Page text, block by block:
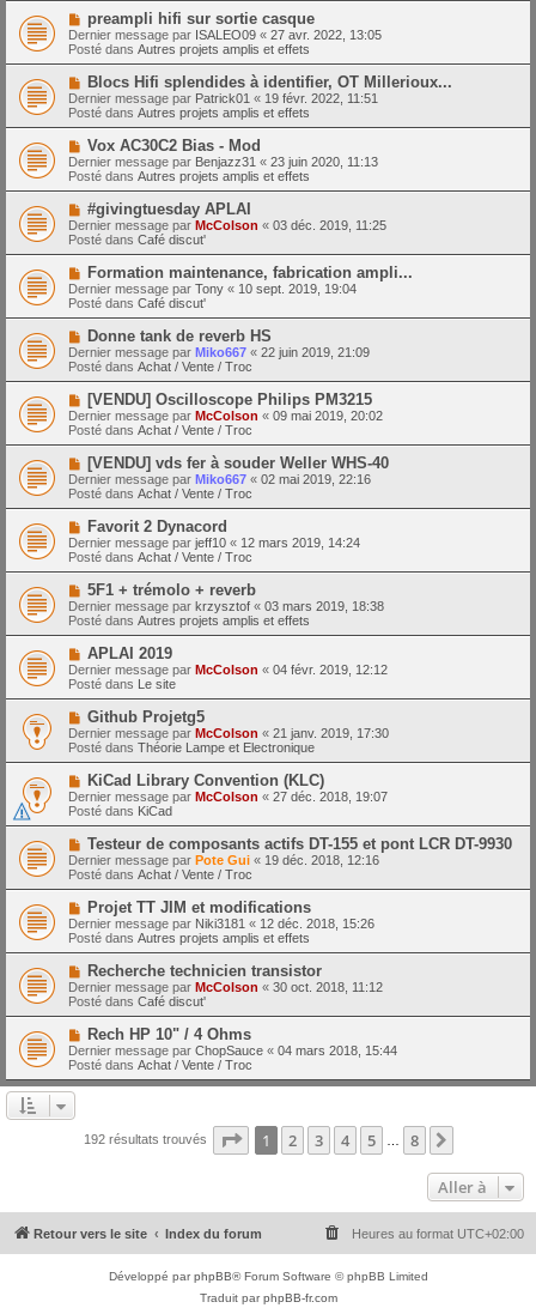
e
s
s
a
g
e
u
m
e
s
a
g
e
N
o
u
v
e
a
u
m
e
s
s
a
g
preampli hifi sur sortie casque
Dernier message par ISALEO09 « 27 avr. 2022, 13:05
Posté dans Autres projets amplis et effets
N
o
u
v
e
u
m
e
s
s
a
g
e
Blocs Hifi splendides à identifier, OT Millerioux...
Dernier message par Patrick01 « 19 févr. 2022, 11:51
Posté dans Autres projets amplis et effets
N
o
u
v
a
u
m
e
s
a
g
e
Vox AC30C2 Bias - Mod
Dernier message par Benjazz31 « 23 juin 2020, 11:13
Posté dans Autres projets amplis et effets
N
o
u
v
e
a
u
m
e
s
a
g
e
#givingtuesday APLAI
Dernier message par McColson « 03 déc. 2019, 11:25
Posté dans Café discut'
N
o
u
v
e
a
u
m
e
s
a
g
e
Formation maintenance, fabrication ampli...
Dernier message par Tony « 10 sept. 2019, 19:04
Posté dans Café discut'
N
o
u
v
e
u
m
e
s
a
g
e
Donne tank de reverb HS
Dernier message par Miko667 « 22 juin 2019, 21:09
Posté dans Achat / Vente / Troc
N
o
u
v
e
u
m
e
s
a
g
e
[VENDU] Oscilloscope Philips PM3215
Dernier message par McColson « 09 mai 2019, 20:02
Posté dans Achat / Vente / Troc
N
o
u
v
e
a
u
m
e
s
s
a
g
[VENDU] vds fer à souder Weller WHS-40
Dernier message par Miko667 « 02 mai 2019, 22:16
Posté dans Achat / Vente / Troc
N
o
u
v
e
a
u
m
e
s
s
a
g
e
Favorit 2 Dynacord
Dernier message par jeff10 « 12 mars 2019, 14:24
Posté dans Achat / Vente / Troc
N
o
u
v
a
u
m
e
s
s
a
g
e
5F1 + trémolo + reverb
Dernier message par krzysztof « 03 mars 2019, 18:38
Posté dans Autres projets amplis et effets
N
o
u
v
a
u
m
e
s
a
g
e
APLAI 2019
Dernier message par McColson « 04 févr. 2019, 12:12
Posté dans Le site
N
o
u
v
e
a
u
m
e
s
s
a
g
e
Github Projetg5
Dernier message par McColson « 21 janv. 2019, 17:30
Posté dans Théorie Lampe et Electronique
N
o
u
v
e
u
m
e
s
a
g
e
KiCad Library Convention (KLC)
Dernier message par McColson « 27 déc. 2018, 19:07
Posté dans KiCad
N
o
u
v
e
a
u
m
e
s
a
g
e
Testeur de composants actifs DT-155 et pont LCR DT-9930
Dernier message par Pote Gui « 19 déc. 2018, 12:16
Posté dans Achat / Vente / Troc
N
o
u
v
e
a
u
m
e
s
a
g
e
Projet TT JIM et modifications
Dernier message par Niki3181 « 12 déc. 2018, 15:26
Posté dans Autres projets amplis et effets
N
o
u
v
e
a
u
m
e
g
Recherche technicien transistor
Dernier message par McColson « 30 oct. 2018, 11:12
Posté dans Café discut'
N
o
u
v
e
m
e
Rech HP 10" / 4 Ohms
Dernier message par ChopSauce « 04 mars 2018, 15:44
Posté dans Achat / Vente / Troc
192 résultats trouvés Page 1sur8
1 2 3 4 5 8
Aller à
Retour vers le site Index du forum Heures au format UTC+02:00
Développé parphpBB® Forum Software © phpBB Limited
Traduit parphpBB-fr.com